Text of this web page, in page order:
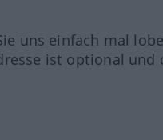
uns einfach mal
ist optional und